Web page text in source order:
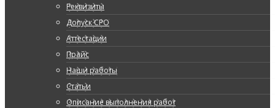
Реквизиты
Допуск СРО
Аттестации
Прайс
Наши работы
Статьи
Описание выполнения работ